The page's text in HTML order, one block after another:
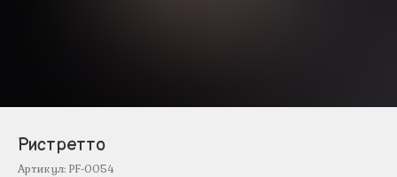
Ристретто
Артикул: PF-0054